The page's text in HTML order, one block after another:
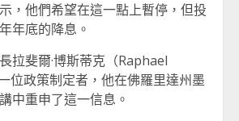
，他們希望在這一點上暫停，但投
年底的降息。
拉斐爾·博斯蒂克（Raphael
位政策制定者，他在佛羅里達州墨
中重申了這一信息。